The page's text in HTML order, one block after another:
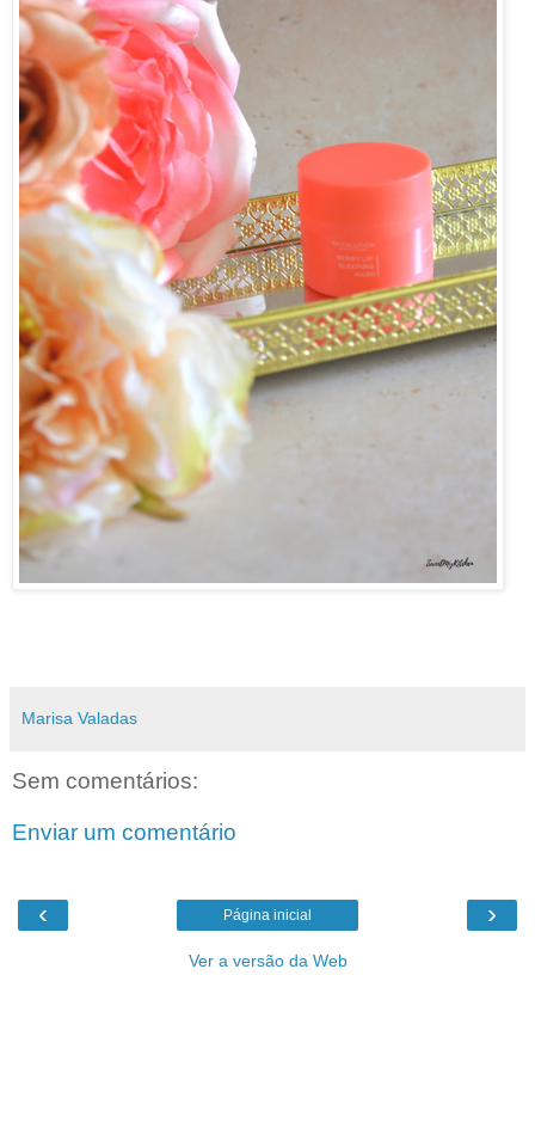
Marisa Valadas
Sem comentários:
Enviar um comentário
‹ ›
Página inicial
Ver a versão da Web